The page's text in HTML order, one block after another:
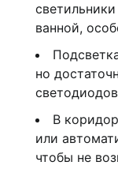
ванной,
но
В
или
чтобы не